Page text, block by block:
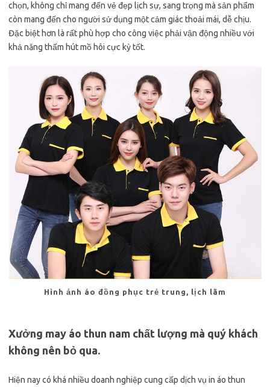
chọn, không chỉ mang đến vẻ đẹp lịch sự, sang trọng mà sản phẩm
còn mang đến cho người sử dụng một cảm giác thoải mái, dễ chịu.
Đặc biệt hơn là rất phù hợp cho công việc phải vận động nhiều với
khả năng thấm hút mồ hôi cực kỳ tốt.
Hình ảnh áo đồng phục trẻ trung, lịch lãm
Xưởng may áo thun nam chất lượng mà quý khách
không nên bỏ qua.
Hiện nay có khá nhiều doanh nghiệp cung cấp dịch vụ in áo thun